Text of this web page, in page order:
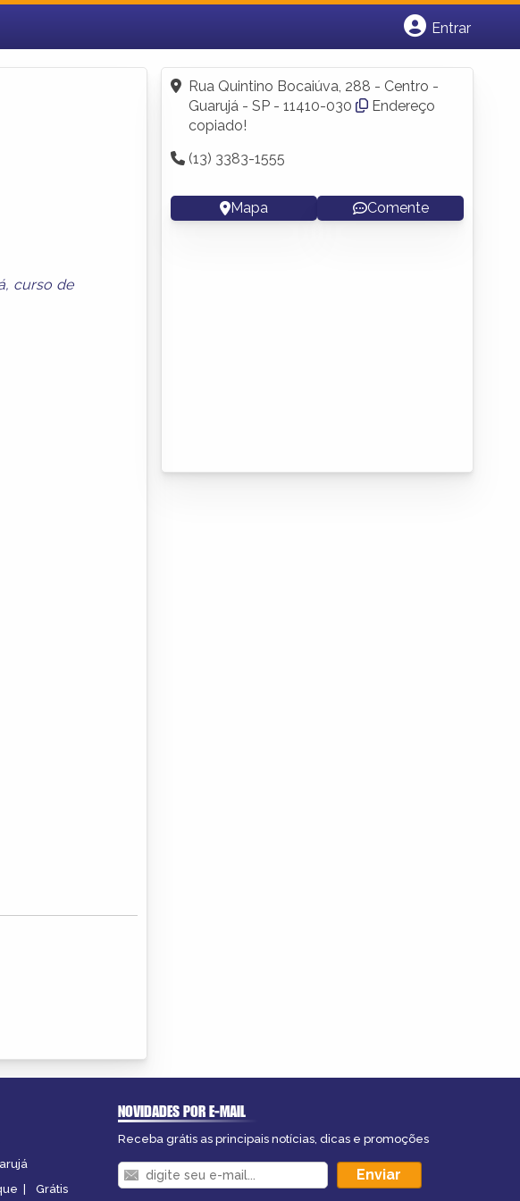
Entrar
Fazer login
Criar conta
, curso de
Rua Quintino Bocaiúva, 288 - Centro -
Guarujá - SP - 11410-030
Endereço
copiado!
(13) 3383-1555
Mapa Comente
| Grátis
NOVIDADES POR E-MAIL
Receba grátis as principais notícias, dicas e promoções